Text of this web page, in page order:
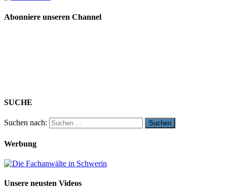
Abonniere unseren Channel
SUCHE
Suchen nach:
Werbung
Unsere neusten Videos